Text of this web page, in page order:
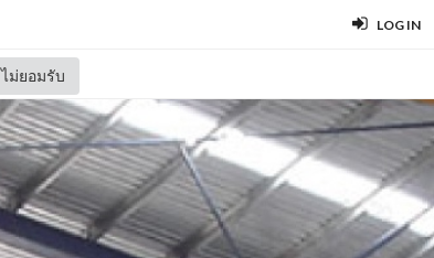
LOG IN
ไม่ยอมรับ